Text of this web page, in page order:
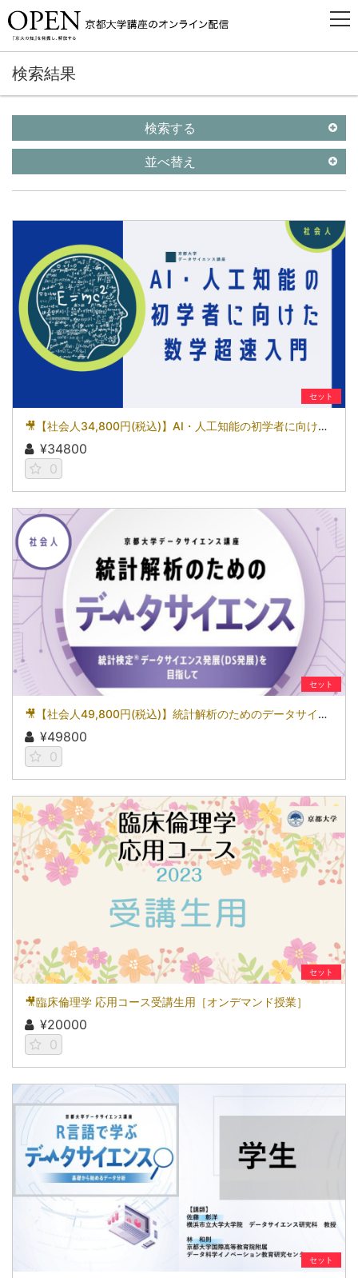
検索結果
検索する
並べ替え
セット
🎥【社会人34,800円(税込)】AI・人工知能の初学者に向けた数学超速入門［京都大学データサイエンス講座］
¥34800
0
セット
🎥【社会人49,800円(税込)】統計解析のためのデータサイエンス～統計検定(R)データサイエンス発展（DS発展）を目指して～［京都大学データサイエンス講座］
¥49800
0
セット
🎥臨床倫理学 応用コース受講生用［オンデマンド授業］
¥20000
0
セット